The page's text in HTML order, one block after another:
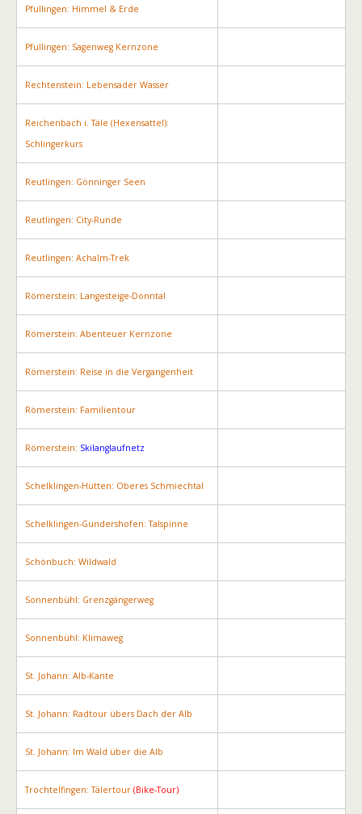
Pfullingen: Himmel & Erde
Pfullingen: Sagenweg Kernzone
Rechtenstein: Lebensader Wasser
Reichenbach i. Täle (Hexensattel):
Schlingerkurs
Reutlingen: Gönninger Seen
Reutlingen: City-Runde
Reutlingen: Achalm-Trek
Römerstein: Langesteige-Donntal
Römerstein: Abenteuer Kernzone
Römerstein: Reise in die Vergangenheit
Römerstein: Familientour
Römerstein: Skilanglaufnetz
Schelklingen-Hütten: Oberes Schmiechtal
Schelklingen-Gundershofen: Talspinne
Schönbuch: Wildwald
Sonnenbühl: Grenzgängerweg
Sonnenbühl: Klimaweg
St. Johann: Alb-Kante
St. Johann: Radtour übers Dach der Alb
St. Johann: Im Wald über die Alb
Trochtelfingen: Tälertour (Bike-Tour)